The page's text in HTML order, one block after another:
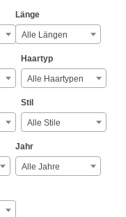
Länge
Alle Längen
Haartyp
Alle Haartypen
Stil
Alle Stile
Jahr
Alle Jahre